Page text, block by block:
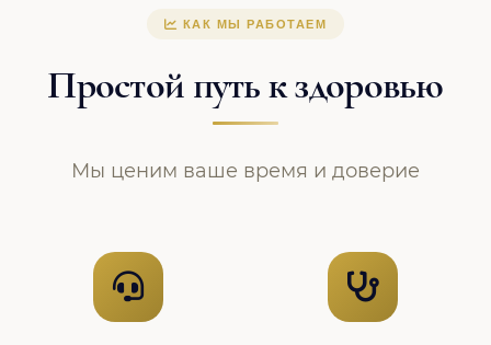
КАК МЫ РАБОТАЕМ
Простой путь к здоровью
Мы ценим ваше время и доверие